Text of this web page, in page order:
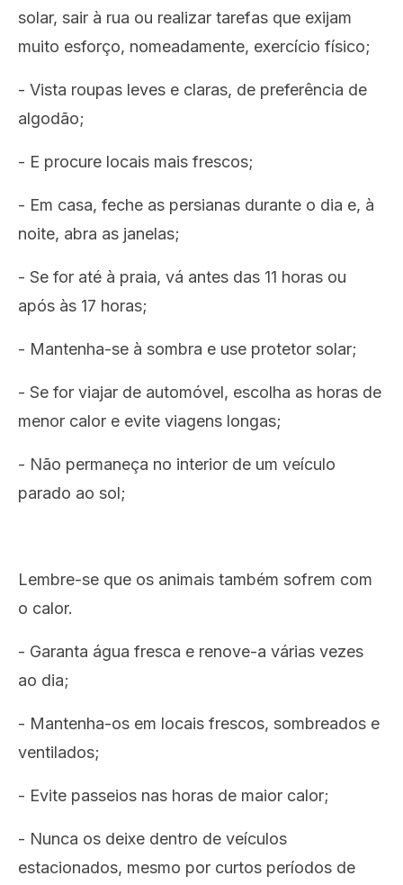
solar, sair à rua ou realizar tarefas que exijam
muito esforço, nomeadamente, exercício físico;
- Vista roupas leves e claras, de preferência de
algodão;
- E procure locais mais frescos;
- Em casa, feche as persianas durante o dia e, à
noite, abra as janelas;
- Se for até à praia, vá antes das 11 horas ou
após às 17 horas;
- Mantenha-se à sombra e use protetor solar;
- Se for viajar de automóvel, escolha as horas de
menor calor e evite viagens longas;
- Não permaneça no interior de um veículo
parado ao sol;
Lembre-se que os animais também sofrem com
o calor.
- Garanta água fresca e renove-a várias vezes
ao dia;
- Mantenha-os em locais frescos, sombreados e
ventilados;
- Evite passeios nas horas de maior calor;
- Nunca os deixe dentro de veículos
estacionados, mesmo por curtos períodos de